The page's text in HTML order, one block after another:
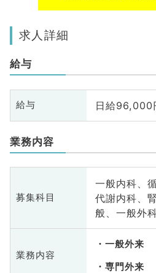
求人詳細
給与
給与 日給96,000
業務内容
募集科目
一般内科、
代謝内科、
般、一般外
業務内容
一般外来
専門外来